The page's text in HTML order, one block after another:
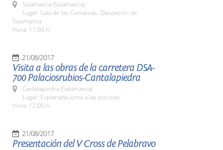
Salamanca (Salamanca)
Lugar: Sala de las Comarcas. Diputación de
Salamanca
Hora: 11:00 h.
21/08/2017
Visita a las obras de la carretera DSA-
700 Palaciosrubios-Cantalapiedra
Cantalapiedra (Salamanca)
Lugar: Explanada junto a las piscinas
Hora: 12:00 h.
21/08/2017
Presentación del V Cross de Pelabravo